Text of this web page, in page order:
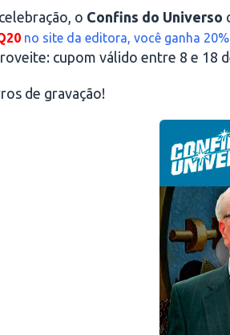
o Confins do Universo
no site da editora, você ganha
cupom válido entre 8 e 18
de gravação!